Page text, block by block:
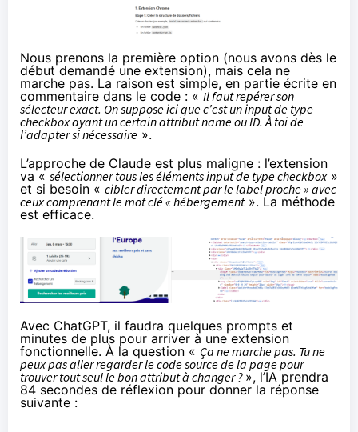
Nous prenons la première option (nous avons dès le
début demandé une extension), mais cela ne
marche pas. La raison est simple, en partie écrite en
commentaire dans le code : «Il faut repérer son
sélecteur exact. On suppose ici que c’est un input de type
checkbox ayant un certain attribut name ou ID. À toi de
l’adapter si nécessaire ».
L’approche de Claude est plus maligne : l’extension
va « sélectionner tous les éléments input de type checkbox»
et si besoin « cibler directement par le label proche » avec
ceux comprenant le mot clé « hébergement». La méthode
est efficace.
Avec ChatGPT, il faudra quelques prompts et
minutes de plus pour arriver à une extension
fonctionnelle. À la question « Ça ne marche pas. Tu ne
peux pas aller regarder le code source de la page pour
trouver tout seul le bon attribut à changer ? », l’IA prendra
84 secondes de réflexion pour donner la réponse
suivante :